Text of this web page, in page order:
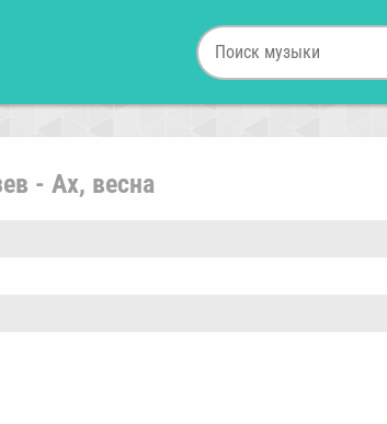
- Ах, весна